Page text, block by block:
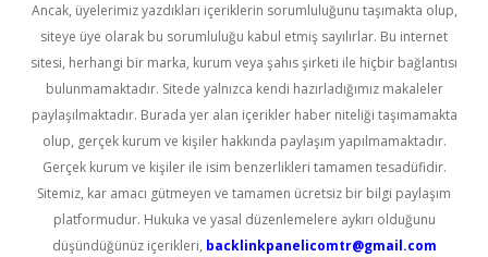
Ancak, üyelerimiz yazdıkları içeriklerin sorumluluğunu taşımakta olup,
siteye üye olarak bu sorumluluğu kabul etmiş sayılırlar. Bu internet
sitesi, herhangi bir marka, kurum veya şahıs şirketi ile hiçbir bağlantısı
bulunmamaktadır. Sitede yalnızca kendi hazırladığımız makaleler
paylaşılmaktadır. Burada yer alan içerikler haber niteliği taşımamakta
olup, gerçek kurum ve kişiler hakkında paylaşım yapılmamaktadır.
Gerçek kurum ve kişiler ile isim benzerlikleri tamamen tesadüfidir.
Sitemiz, kar amacı gütmeyen ve tamamen ücretsiz bir bilgi paylaşım
platformudur. Hukuka ve yasal düzenlemelere aykırı olduğunu
düşündüğünüz içerikleri, backlinkpanelicomtr@gmail.com